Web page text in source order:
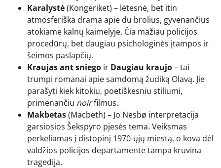
Karalystė(Kongeriket) – lėtesnė, bet itin
atmosferiška drama apie du brolius, gyvenančius
atokiame kalnų kaimelyje. Čia mažiau policijos
procedūrų, bet daugiau psichologinės įtampos ir
šeimos paslapčių.
Kraujas ant sniego ir Daugiau kraujo– tai
trumpi romanai apie samdomą žudiką Olavą. Jie
parašyti kiek kitokiu, poetiškesniu stiliumi,
primenančiu noirfilmus.
Makbetas(Macbeth) – Jo Nesbø interpretacija
garsiosios Šekspyro pjesės tema. Veiksmas
perkeliamas į distopinį 1970-ųjų miestą, o kova dėl
valdžios policijos departamente tampa kruvina
tragedija.